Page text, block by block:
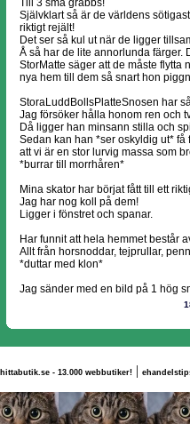
Till 3 små grabbs!
Självklart så är de världens
riktigt rejält!
Det ser så kul ut när de ligger
Å så har de lite annorlunda färger.
StorMatte säger att de måste flytta
nya hem till dem så snart hon
StoraLuddBollsPlatteSnosen har
Jag försöker hålla honom ren och
Då ligger han minsann stilla och
Sedan kan han *ser oskyldig ut* få
att vi är en stor lurvig massa som
*burrar till morrhåren*
Mina skator har börjat fått till ett
Jag har nog koll på dem!
Ligger i fönstret och spanar.
Har funnit att hela hemmet består
Allt från horsnoddar, tejprullar,
*duttar med klon*
Jag sänder med en bild på 1 hög
hittabutik.se - 13.000 webbutiker!|
& Ville E